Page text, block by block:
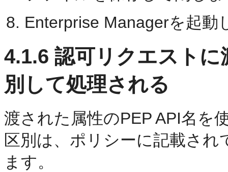
Enterprise Managerを起動
4.1.6 認可リクエストに
別して処理される
渡された属性のPEP API名を
区別は、ポリシーに記載さ
ます。